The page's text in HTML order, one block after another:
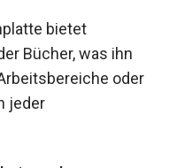
bietet
Bücher, was ihn
oder
jeder